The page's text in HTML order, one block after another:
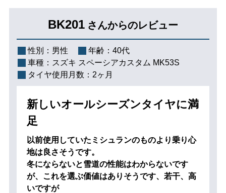
BK201 さんからのレビュー
性別： 男性 年齢： 40代
車種： スズキ スペーシアカスタム MK53S
タイヤ使用月数： 2ヶ月
新しいオールシーズンタイヤに満
足
以前使用していたミシュランのものより乗り心
地は良さそうです。
冬にならないと雪道の性能はわからないです
が、これを選ぶ価値はありそうです、若干、高
いですが